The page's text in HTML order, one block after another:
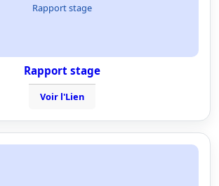
Rapport stage
Rapport stage
Voir l'Lien